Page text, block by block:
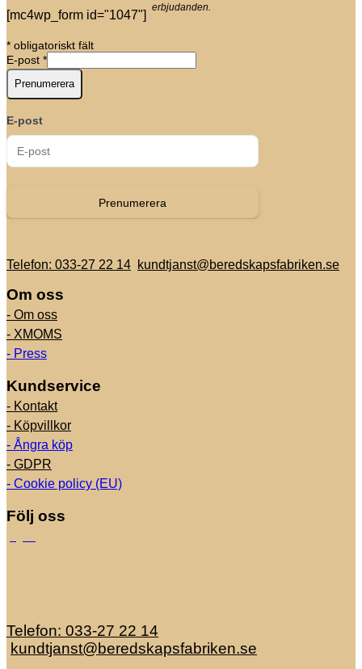
erbjudanden.
[mc4wp_form id="1047"]
* obligatoriskt fält
E-post *
E-post
Prenumerera
Telefon: 033-27 22 14 kundtjanst@beredskapsfabriken.se
Om oss
- Om oss
- XMOMS
- Press
Kundservice
- Kontakt
- Köpvillkor
- Ångra köp
- GDPR
- Cookie policy (EU)
Följ oss
Telefon: 033-27 22 14
kundtjanst@beredskapsfabriken.se